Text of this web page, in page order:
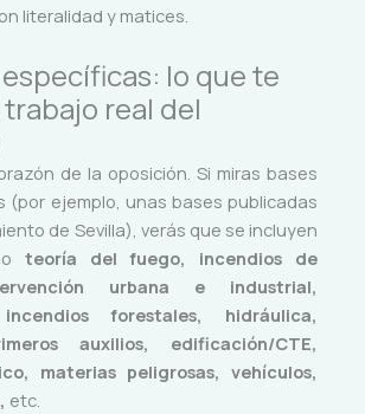
literalidad y matices.
lo que te
real del
de la oposición. Si miras bases
(por ejemplo, unas bases publicadas
de Sevilla), verás que se incluyen
teoría del fuego, incendios de
urbana e industrial,
forestales, hidráulica,
auxilios, edificación/CTE,
materias peligrosas, vehículos,
etc.